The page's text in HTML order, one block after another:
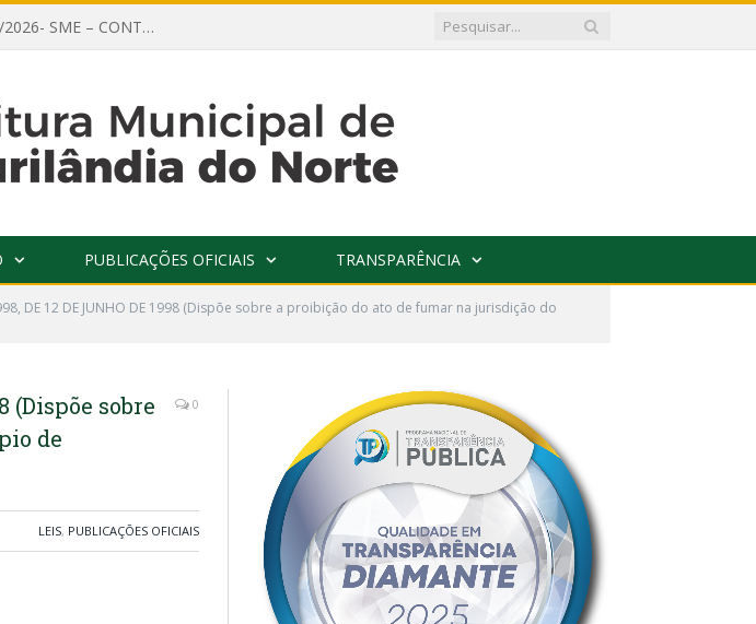
AVISO DE DISPENSA DE LICITAÇÃO Nº 400012/2026- SME – CONTRATAÇÃO DE EMPRESA ESPECIALIZADA PARA LOCAÇÃO DE ÔNIBUS EXECUTIVO COM CAPACIDADE DE 60 (SESSENTA) POLTRONAS, PARA TRANSPORTAR PROFESSORES RESPONSÁVEIS E ALUNOS PARA BRASÍLIA, COM SAÍDA DIA 10/08/2026 E RETORNO DIA 14/08/2026
PUBLICAÇÕES OFICIAIS TRANSPARÊNCIA
DE 12 DE JUNHO DE 1998 (Dispõe sobre a proibição do ato de fumar na jurisdição do
(Dispõe sobre
de
0
LEIS, PUBLICAÇÕES OFICIAIS